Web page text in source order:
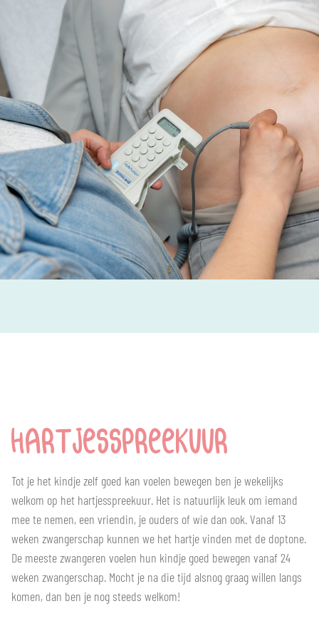
HARTJESSPREEKUUR
Tot je het kindje zelf goed kan voelen bewegen ben je wekelijks
welkom op het hartjesspreekuur. Het is natuurlijk leuk om iemand
mee te nemen, een vriendin, je ouders of wie dan ook. Vanaf 13
weken zwangerschap kunnen we het hartje vinden met de doptone.
De meeste zwangeren voelen hun kindje goed bewegen vanaf 24
weken zwangerschap. Mocht je na die tijd alsnog graag willen langs
komen, dan ben je nog steeds welkom!